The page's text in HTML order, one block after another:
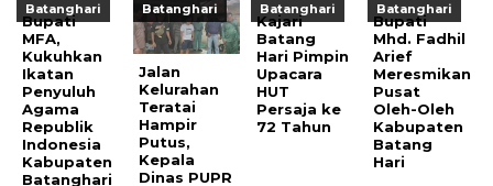
Batanghari
Bupati
MFA,
Kukuhkan
Ikatan
Penyuluh
Agama
Republik
Indonesia
Kabupaten
Batanghari
Batanghari
Jalan
Kelurahan
Teratai
Hampir
Putus,
Kepala
Dinas PUPR
Batanghari
Kajari
Batang
Hari Pimpin
Upacara
HUT
Persaja ke
72 Tahun
Batanghari
Bupati
Mhd. Fadhil
Arief
Meresmikan
Pusat
Oleh-Oleh
Kabupaten
Batang
Hari